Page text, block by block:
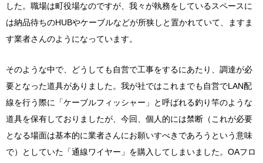
した。職場は町役場なのですが、我々が執務をしているスペースに
は納品待ちのHUBやケーブルなどが所狭しと置かれていて、ますま
す業者さんのようになっています。
そのような中で、どうしても自営で工事をするにあたり、調達が必
要となった道具がありました。我が社ではこれまでも自営でLAN配
線を行う際に「ケーブルフィッシャー」と呼ばれる釣り竿のような
道具を保有しておりましたが、今回、個人的には禁断（これが必要
となる場面は基本的に業者さんにお願いすべきであろうという意味
で）としていた「通線ワイヤー」を購入してしまいました。OAフロ